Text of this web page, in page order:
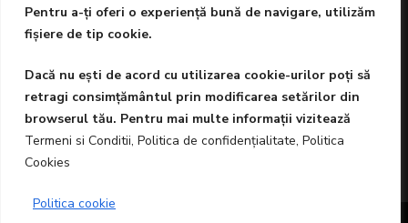
Pentru a-ţi oferi o experienţă bună de navigare, utilizăm
fişiere de tip cookie.
Dacă nu eşti de acord cu utilizarea cookie-urilor poţi să
retragi consimţământul prin modificarea setărilor din
browserul tău. Pentru mai multe informaţii vizitează
Termeni si Conditii, Politica de confidenţialitate, Politica
Cookies
Politica cookie
Sângele este aurul vieții, dar igiena și protecția sunt
ESTE ARTA O AFACERE?
Podcastul Nervi de Oțel sponsorizat de FRISOMAT